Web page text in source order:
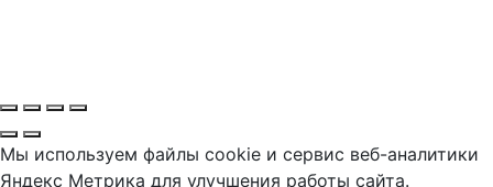
Мы используем файлы cookie и сервис веб-аналитики
Яндекс Метрика для улучшения работы сайта.